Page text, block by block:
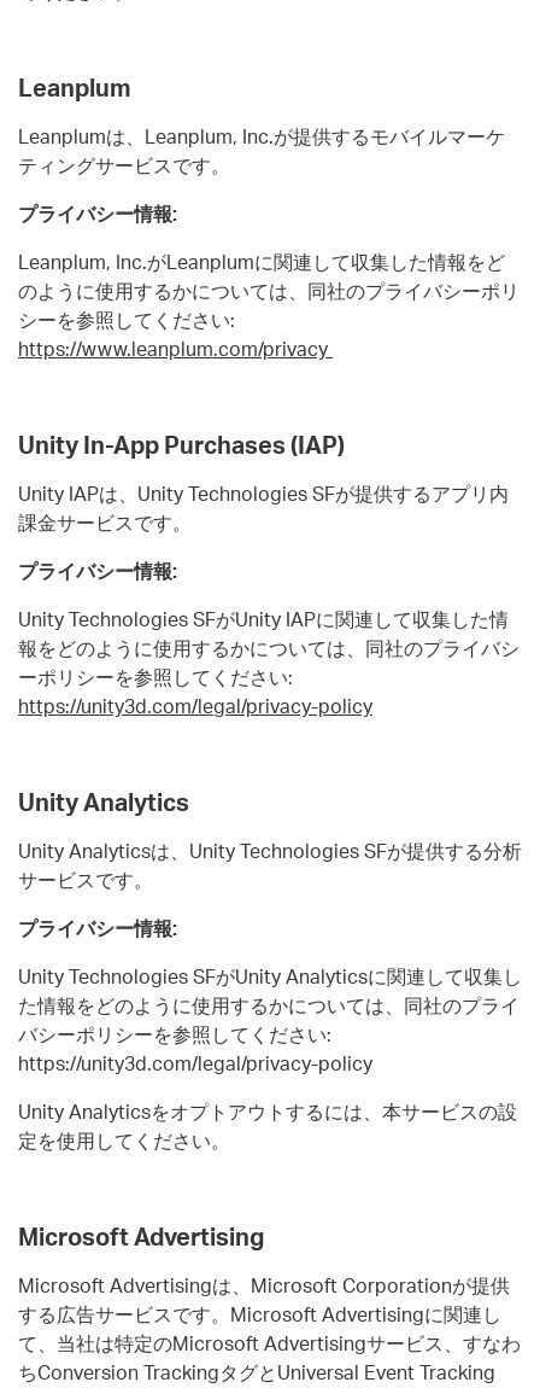
Leanplum
Leanplumは、Leanplum, Inc.が提供するモバイルマーケ
ティングサービスです。
プライバシー情報:
Leanplum, Inc.がLeanplumに関連して収集した情報をど
のように使用するかについては、同社のプライバシーポリ
シーを参照してください:
https://www.leanplum.com/privacy
Unity In-App Purchases (IAP)
Unity IAPは、Unity Technologies SFが提供するアプリ内
課金サービスです。
プライバシー情報:
Unity Technologies SFがUnity IAPに関連して収集した情
報をどのように使用するかについては、同社のプライバシ
ーポリシーを参照してください:
https://unity3d.com/legal/privacy-policy
Unity Analytics
Unity Analyticsは、Unity Technologies SFが提供する分析
サービスです。
プライバシー情報:
Unity Technologies SFがUnity Analyticsに関連して収集し
た情報をどのように使用するかについては、同社のプライ
バシーポリシーを参照してください:
https://unity3d.com/legal/privacy-policy
Unity Analyticsをオプトアウトするには、本サービスの設
定を使用してください。
Microsoft Advertising
Microsoft Advertisingは、Microsoft Corporationが提供
する広告サービスです。Microsoft Advertisingに関連し
て、当社は特定のMicrosoft Advertisingサービス、すなわ
ちConversion TrackingタグとUniversal Event Tracking